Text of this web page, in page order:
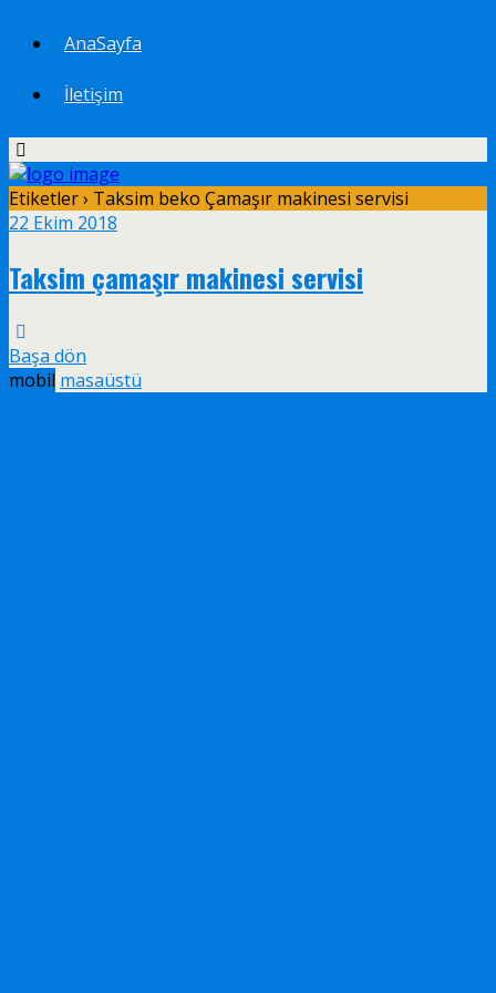
AnaSayfa
İletişim
Etiketler › Taksim beko Çamaşır makinesi servisi
22 Ekim 2018
Taksim çamaşır makinesi servisi
Başa dön
mobil masaüstü